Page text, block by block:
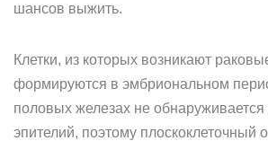
шансов выжить.
Клетки, из которых возникают
формируются в эмбриональном
половых железах не обнаруживается
эпителий, поэтому плоскоклеточный